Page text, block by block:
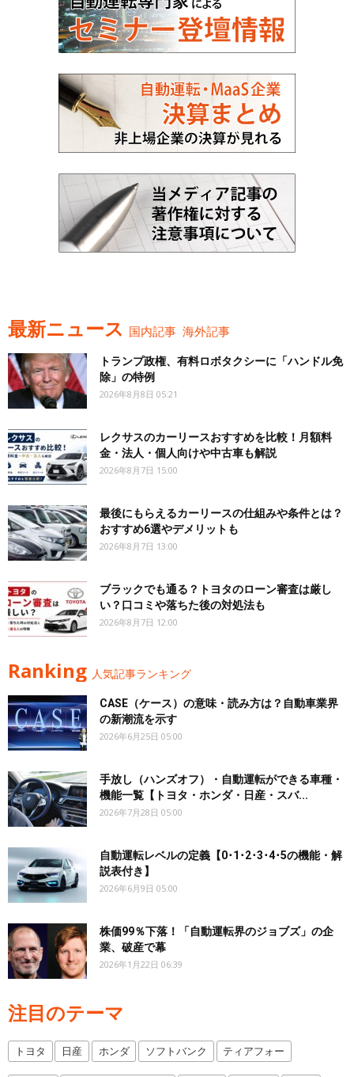
最新ニュース 国内記事 海外記事
トランプ政権、有料ロボタクシーに「ハンドル免
除」の特例
2026年8月8日 05:21
レクサスのカーリースおすすめを比較！月額料
金・法人・個人向けや中古車も解説
2026年8月7日 15:00
最後にもらえるカーリースの仕組みや条件とは？
おすすめ6選やデメリットも
2026年8月7日 13:00
ブラックでも通る？トヨタのローン審査は厳し
い？口コミや落ちた後の対処法も
2026年8月7日 12:00
Ranking 人気記事ランキング
CASE（ケース）の意味・読み方は？自動車業界
の新潮流を示す
2026年6月25日 05:00
手放し（ハンズオフ）・自動運転ができる車種・
機能一覧【トヨタ・ホンダ・日産・スバ...
2026年7月28日 05:00
自動運転レベルの定義【0･1･2･3･4･5の機能・解
説表付き】
2026年6月9日 05:00
株価99％下落！「自動運転界のジョブズ」の企
業、破産で幕
2026年1月22日 06:39
注目のテーマ
トヨタ 日産 ホンダ ソフトバンク ティアフォー